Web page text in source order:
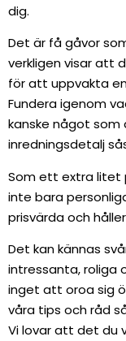
dig.
Det är få gåvor
verkligen visar att
för att uppvakta
Fundera igenom
kanske något som
inredningsdetalj
Som ett extra litet
inte bara
prisvärda och
Det kan kännas
intressanta, roliga
inget att oroa sig
våra tips och råd
Vi lovar att det du